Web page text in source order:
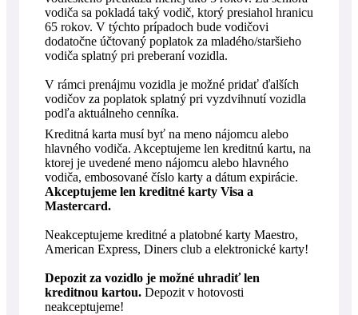
vodiča sa pokladá taký vodič, ktorý presiahol hranicu
65 rokov. V týchto prípadoch bude vodičovi
dodatočne účtovaný poplatok za mladého/staršieho
vodiča splatný pri preberaní vozidla.
V rámci prenájmu vozidla je možné pridať ďalších
vodičov za poplatok splatný pri vyzdvihnutí vozidla
podľa aktuálneho cenníka.
Kreditná karta musí byť na meno nájomcu alebo
hlavného vodiča. Akceptujeme len kreditnú kartu, na
ktorej je uvedené meno nájomcu alebo hlavného
vodiča, embosované číslo karty a dátum expirácie.
Akceptujeme len kreditné karty Visa a
Mastercard.
Neakceptujeme kreditné a platobné karty Maestro,
American Express, Diners club a elektronické karty!
Depozit za vozidlo je možné uhradiť len
kreditnou kartou. Depozit v hotovosti
neakceptujeme!